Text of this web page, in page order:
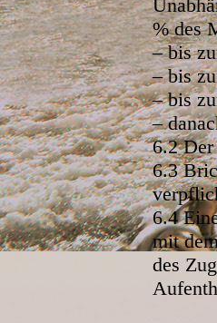
% des
– bis
– bis
– bis
–
6.2 Der
6.3
6.4
mit
des